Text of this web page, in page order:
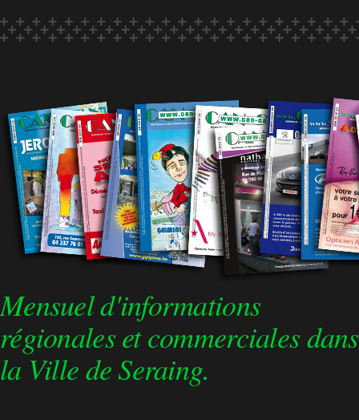
Mensuel d'informations
régionales et commerciales dans
la Ville de Seraing.